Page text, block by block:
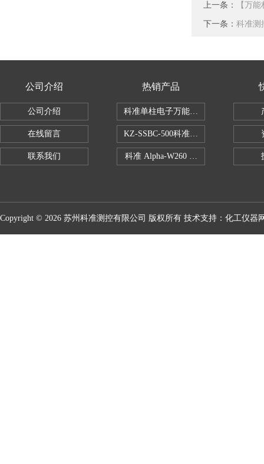
上一条： 【万
下一条： 科准测
公司介绍
公司介绍
在线留言
联系我们
热销产品
科准单柱电子万能拉力机KZ-SSBC-500
KZ-SSBC-500科准单柱电子万能试验
科准 Alpha-W260 半导体全自动推拉
Copyright © 2026 苏州科准测控有限公司 版权所有 技术支持： 化工仪器